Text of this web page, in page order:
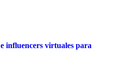
influencers virtuales para